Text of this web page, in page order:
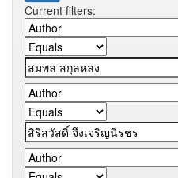
Current filters: